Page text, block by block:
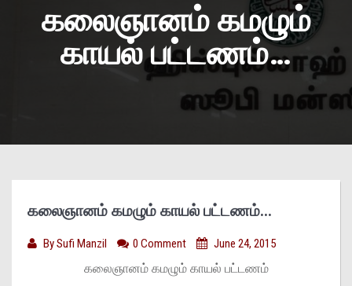
கலைஞானம் கமழும்
காயல் பட்டணம்…
கலைஞானம் கமழும் காயல் பட்டணம்…
BySufi Manzil 0 Comment June 24, 2015
கலைஞானம் கமழும் காயல் பட்டணம்